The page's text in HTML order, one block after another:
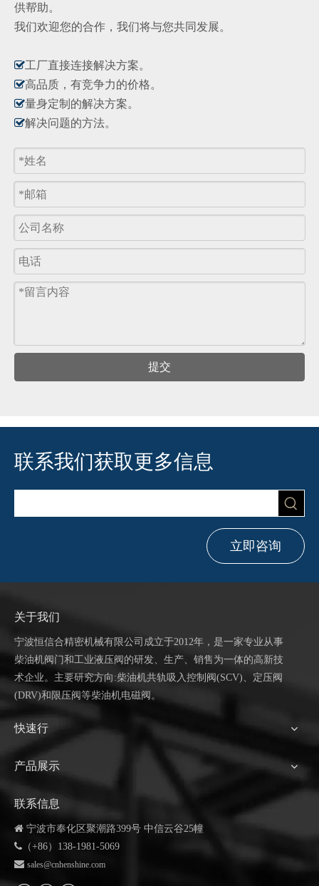
供帮助。
我们欢迎您的合作，我们将与您共同发展。
工厂直接连接解决方​​案。
高品质，有竞争力的价格。
量身定制的解决方案。
解决问题的方法。
提交
联系我们获取更多信息
立即咨询
关于我们
宁波恒信合精密机械有限公司成立于2012年，是一家专业从事
柴油机阀门和工业液压阀的研发、生产、销售为一体的高新技
术企业。主要研究方向:柴油机共轨吸入控制阀(SCV)、定压阀
(DRV)和限压阀等柴油机电磁阀。
快速行
产品展示
联系信息
 宁波市奉化区聚潮路399号 中信云谷25幢
 （+86）138-1981-5069
 sales@cnhenshine.com